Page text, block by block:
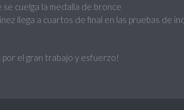
se cuelga la medalla de bronce
llega a cuartos de final en las pruebas de
por el gran trabajo y esfuerzo!